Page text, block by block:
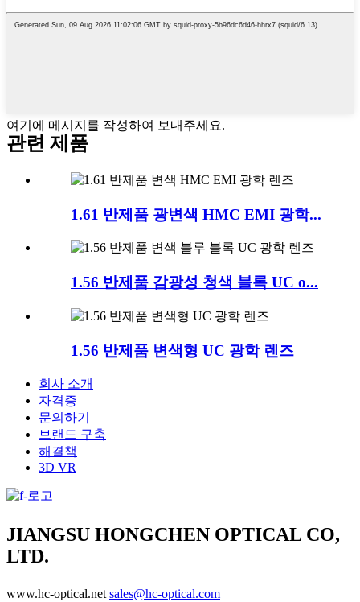
여기에 메시지를 작성하여 보내주세요.
관련 제품
1.61 반제품 광변색 HMC EMI 광학...
1.56 반제품 감광성 청색 블록 UC o...
1.56 반제품 변색형 UC 광학 렌즈
회사 소개
자격증
문의하기
브랜드 구축
해결책
3D VR
JIANGSU HONGCHEN OPTICAL CO,
LTD.
www.hc-optical.net sales@hc-optical.com